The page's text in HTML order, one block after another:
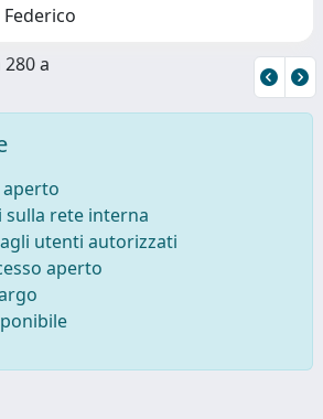
a
aperto
rete interna
utenti autorizzati
aperto